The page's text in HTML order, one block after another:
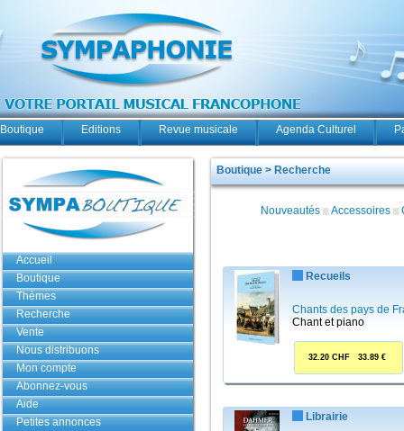
Boutique Editions Revue musicale Agenda Culturel
Accueil
Boutique
Thèmes
Recherche
Vente
Nous distribuons
Mon compte
Abonnez-vous
Aide
Petites annonces
Boutique > Recherche
Nouveautés Accessoires
Recueils
Chants des pays de
Chant et piano
32.20 CHF 33.89 €
Librairie